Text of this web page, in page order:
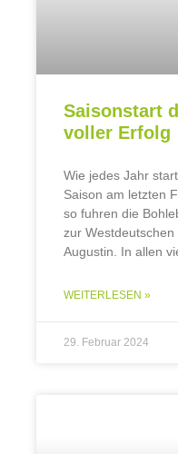
Saisonstart
voller Erfolg
Wie jedes Jahr
Saison am letzten
so fuhren die
zur Westdeutschen
Augustin. In allen
WEITERLESEN »
29. Februar 2024